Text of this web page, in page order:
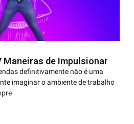
Maneiras de Impulsionar
definitivamente não é uma
imaginar o ambiente de trabalho